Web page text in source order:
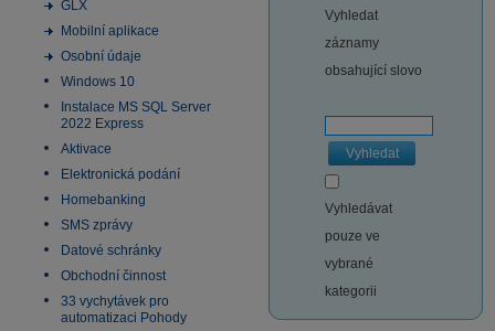
GLX
Mobilní aplikace
Osobní údaje
Windows 10
Instalace MS SQL Server
2022 Express
Aktivace
Elektronická podání
Homebanking
SMS zprávy
Datové schránky
Obchodní činnost
33 vychytávek pro
automatizaci Pohody
Vyhledat
záznamy
obsahující slovo
Vyhledat
Vyhledávat
pouze ve
vybrané
kategorii